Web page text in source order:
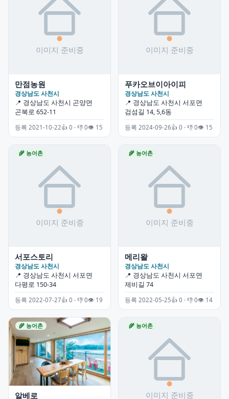
만점농원
경상남도 사천시
📍 경상남도 사천시 곤양면
곤북로 652-11
등록 2021-10-22👍 0 · 👎 0👁 15
푸카오브이아이피
경상남도 사천시
📍 경상남도 사천시 서포면
검섬길 14, 5,6동
등록 2024-09-26👍 0 · 👎 0👁 15
🌾 농어촌
서포스토리
경상남도 사천시
📍 경상남도 사천시 서포면
다평로 150-34
등록 2022-07-27👍 0 · 👎 0👁 19
🌾 농어촌
메리왈
경상남도 사천시
📍 경상남도 사천시 서포면
제비길 74
등록 2022-05-25👍 0 · 👎 0👁 14
🌾 농어촌
알베로
🌾 농어촌